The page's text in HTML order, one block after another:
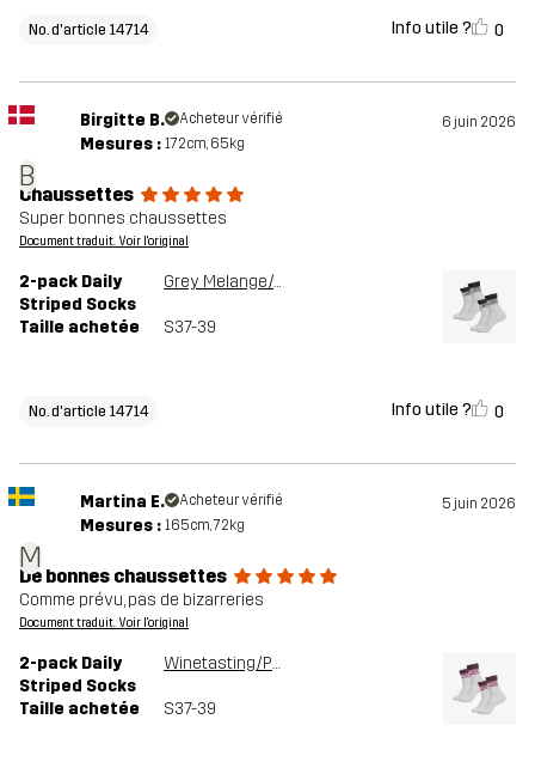
No. d'article 14714 Info utile ? 0
B
Birgitte B. Acheteur vérifié 6 juin 2026
Mesures : 172cm, 65kg
Chaussettes
Super bonnes chaussettes
Document traduit. Voir l'original
2-pack Daily
Striped Socks
Grey Melange/Anthracite
Taille achetée S37-39
No. d'article 14714 Info utile ? 0
M
Martina E. Acheteur vérifié 5 juin 2026
Mesures : 165cm, 72kg
De bonnes chaussettes
Comme prévu, pas de bizarreries
Document traduit. Voir l'original
2-pack Daily
Striped Socks
Winetasting/Phlox Pink
Taille achetée S37-39